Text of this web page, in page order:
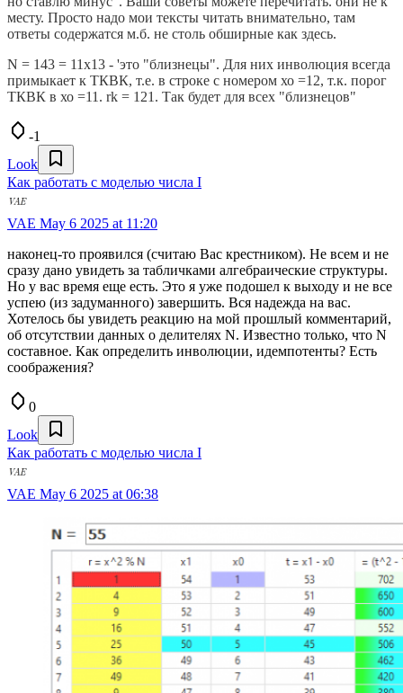
месту. Просто надо мои тексты читать внимательно, там
ответы содержатся м.б. не столь обширные как здесь.
N = 143 = 11x13 - 'это "близнецы". Для них инволюция всегда
примыкает к ТКВК, т.е. в строке с номером хо =12, т.к. порог
ТКВК в хо =11. rk = 121. Так будет для всех "близнецов"
-1
Look
Как работать с моделью числа I
VAE May 6 2025 at 11:20
наконец-то проявился (считаю Вас крестником). Не всем и не
сразу дано увидеть за табличками алгебраические структуры.
Но у вас время еще есть. Это я уже подошел к выходу и не все
успею (из задуманного) завершить. Вся надежда на вас.
Хотелось бы увидеть реакцию на мой прошлый комментарий,
об отсутствии данных о делителях N. Известно только, что N
составное. Как определить инволюции, идемпотенты? Есть
соображения?
0
Look
Как работать с моделью числа I
VAE May 6 2025 at 06:38